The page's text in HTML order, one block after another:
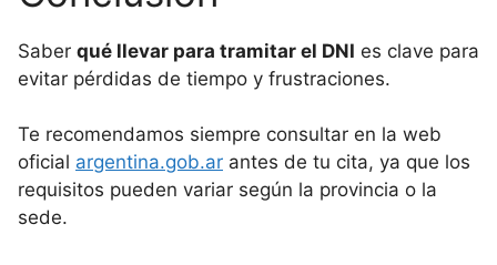
Saber qué llevar para tramitar el DNI es clave para
evitar pérdidas de tiempo y frustraciones.
Te recomendamos siempre consultar en la web
oficial argentina.gob.ar antes de tu cita, ya que los
requisitos pueden variar según la provincia o la
sede.